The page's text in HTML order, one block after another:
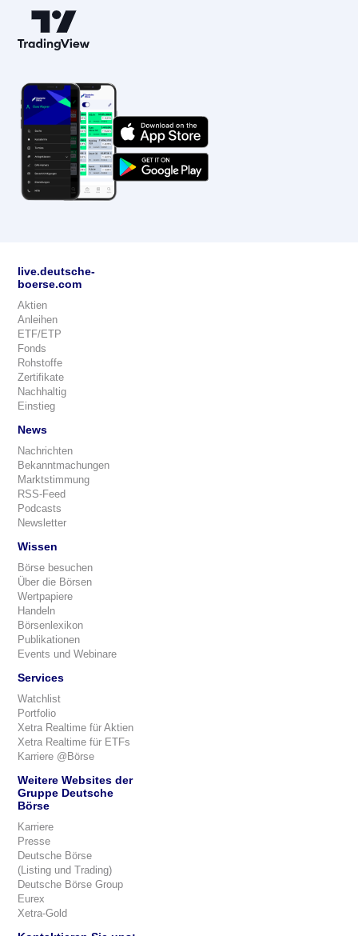
live.deutsche-
boerse.com
Aktien
Anleihen
ETF/ETP
Fonds
Rohstoffe
Zertifikate
Nachhaltig
Einstieg
News
Nachrichten
Bekanntmachungen
Marktstimmung
RSS-Feed
Podcasts
Newsletter
Wissen
Börse besuchen
Über die Börsen
Wertpapiere
Handeln
Börsenlexikon
Publikationen
Events und Webinare
Services
Watchlist
Portfolio
Xetra Realtime für Aktien
Xetra Realtime für ETFs
Karriere @Börse
Weitere Websites der
Gruppe Deutsche
Börse
Karriere
Presse
Deutsche Börse
(Listing und Trading)
Deutsche Börse Group
Eurex
Xetra-Gold